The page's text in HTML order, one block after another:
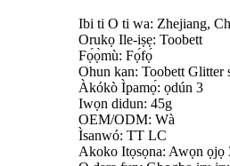
Ibi ti O ti wa: Zhejiang,
Orukọ Ile-iṣẹ: Toobett
Fọ́ọ̀mù: Fọ́fọ́
Ohun kan: Toobett Glitter
Àkókò Ìpamọ́: ọdún 3
Iwọn didun: 45g
OEM/ODM: Wà
Ìsanwó: TT LC
Akoko Itọsọna: Awọn ọjọ